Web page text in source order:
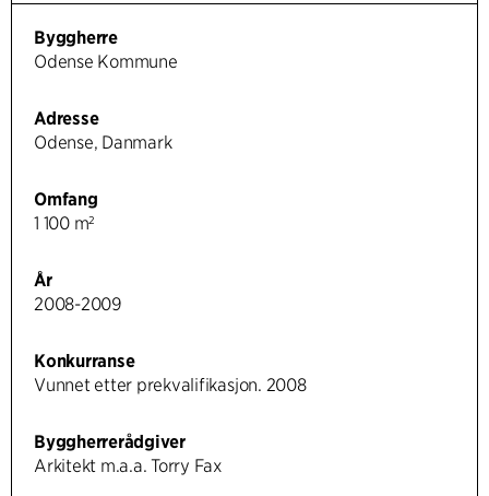
Byggherre
Odense Kommune
Adresse
Odense, Danmark
Omfang
1 100 m²
År
2008-2009
Konkurranse
Vunnet etter prekvalifikasjon. 2008
Byggherrerådgiver
Arkitekt m.a.a. Torry Fax